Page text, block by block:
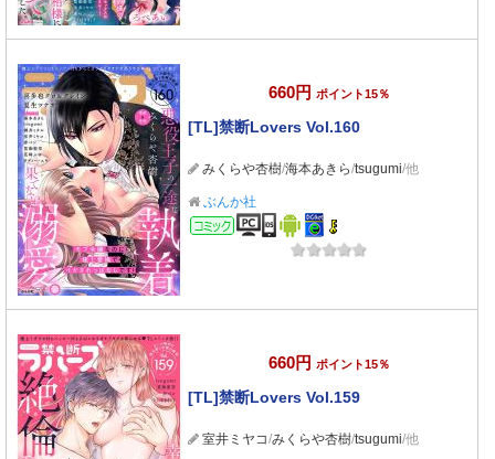
660円 ポイント15％
[TL]禁断Lovers Vol.160
みくらや杏樹/海本あきら/tsugumi/他
ぶんか社
コミック
660円 ポイント15％
[TL]禁断Lovers Vol.159
室井ミヤコ/みくらや杏樹/tsugumi/他